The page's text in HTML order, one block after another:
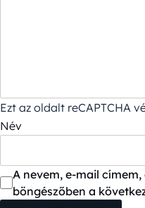
Ezt az oldalt reCAPTCHA
Név
A nevem, e-mail
böngészőben a